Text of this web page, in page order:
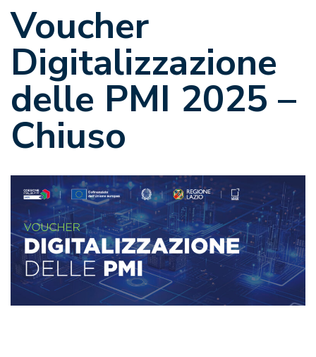
Voucher
Digitalizzazione
delle PMI 2025 –
Chiuso